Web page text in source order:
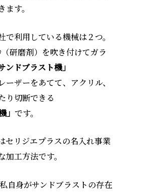
す。
で利用している機械は２つ。
研磨剤）を吹き付けてガラ
サンドブラスト機」
ーザーをあてて、アクリル、
り切断できる
」 です。
セリジエプラスの名入れ事業
加工方法です。
自身がサンドブラストの存在